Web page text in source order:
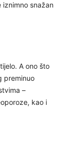
snažan
A ono što
preminuo
–
kao i